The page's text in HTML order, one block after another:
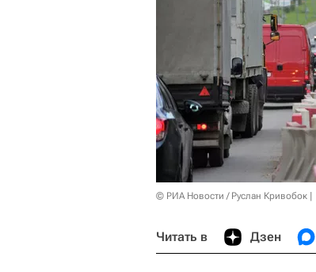
© РИА Новости / Руслан Кривобок
Читать в Дзен